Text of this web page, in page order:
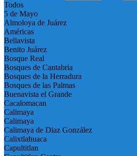
Todos
5 de Mayo
Almoloya de Juárez
Américas
Bellavista
Benito Juárez
Bosque Real
Bosques de Cantabria
Bosques de la Herradura
Bosques de las Palmas
Buenavista el Grande
Cacalomacan
Calimaya
Calimaya
Calimaya de Diaz González
Calixtlahuaca
Capultitlan